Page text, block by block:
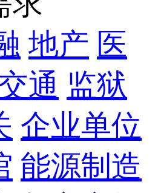
地产 医
通 监狱
企业单位
能源制造